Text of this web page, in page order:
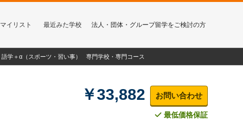
マイリスト 最近みた学校 法人・団体・グループ留学をご検討の方
語学＋α（スポーツ・習い事） 専門学校・専門コース
￥33,882 お問い合わせ
最低価格保証